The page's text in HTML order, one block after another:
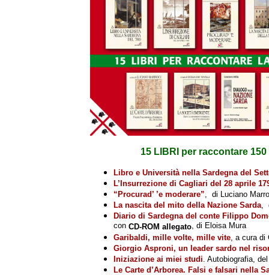
15 LIBRI per raccontare
Libro e Università nella Sardegna del
L’Insurrezione di Cagliari del 28 aprile
“Procurad’ ’e moderare”, di Luciano
La nascita del mito della Nazione Sarda,
Diario di Sardegna del conte Filippo
con CD-ROM allegato, di Eloisa Mura
Garibaldi, mille volte, mille vite, a cura di
Giorgio Asproni, un leader sardo nel
Iniziazione ai miei studi. Autobiografia,
Le Carte d’Arborea. Falsi e falsari nella